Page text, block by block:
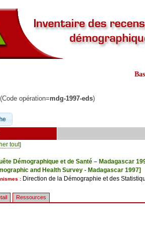
opération=mdg-1997-eds)
tout]
Démographique et de Santé – Madagascar
and Health Survey - Madagascar 1997]
: Direction de la Démographie et des
Ressources